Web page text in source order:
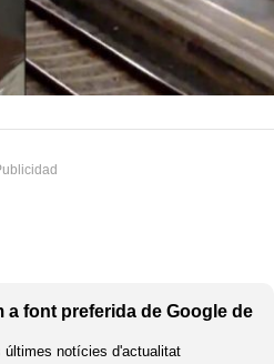
a font preferida de Google de
últimes notícies d'actualitat